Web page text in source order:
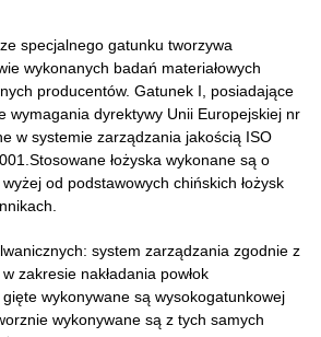
specjalnego gatunku tworzywa
wykonanych badań materiałowych
producentów. Gatunek I, posiadające
wymagania dyrektywy Unii Europejskiej nr
w systemie zarządzania jakością ISO
łożyska wykonane są o
od podstawowych chińskich łożysk
system zarządzania zgodnie z
zakresie nakładania powłok
wykonywane są wysokogatunkowej
wykonywane są z tych samych